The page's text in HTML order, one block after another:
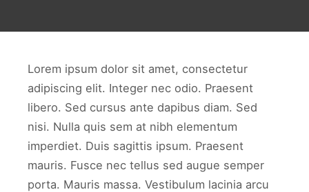
Lorem ipsum dolor sit amet, consectetur
adipiscing elit. Integer nec odio. Praesent
libero. Sed cursus ante dapibus diam. Sed
nisi. Nulla quis sem at nibh elementum
imperdiet. Duis sagittis ipsum. Praesent
mauris. Fusce nec tellus sed augue semper
porta. Mauris massa. Vestibulum lacinia arcu